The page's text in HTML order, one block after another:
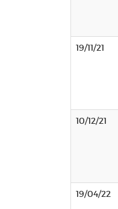
19/11/21
10/12/21
19/04/22